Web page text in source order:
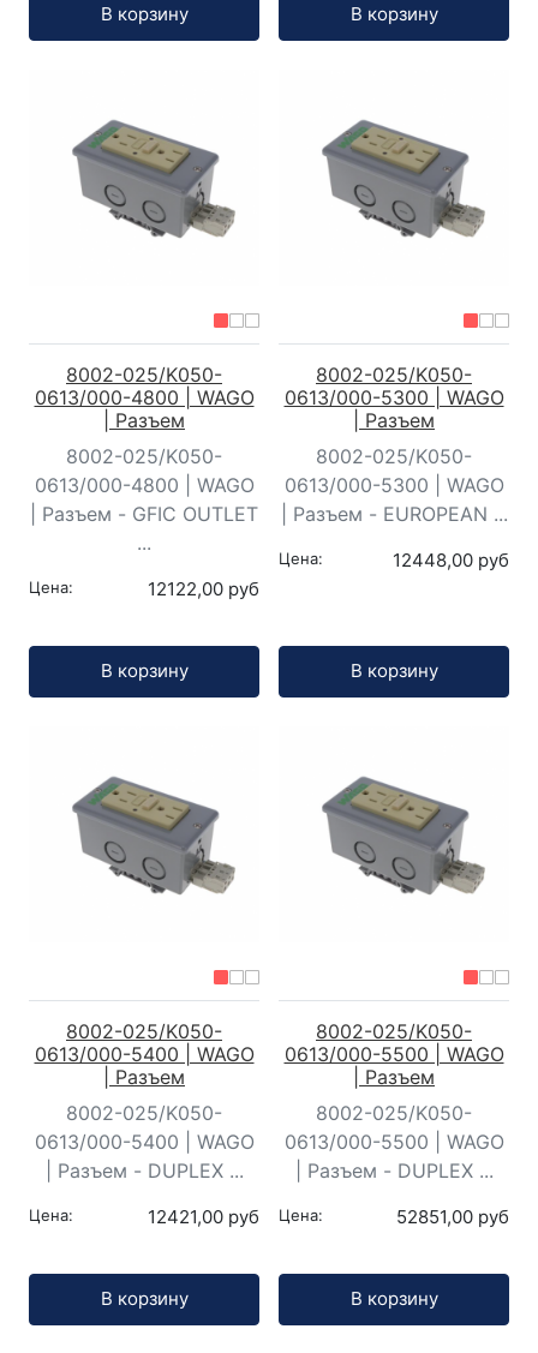
В корзину В корзину
8002-025/K050-
0613/000-4800 | WAGO
| Разъем
8002-025/K050-
0613/000-4800 | WAGO
| Разъем - GFIC OUTLET
...
Цена: 12122,00 руб
В корзину
8002-025/K050-
0613/000-5300 | WAGO
| Разъем
8002-025/K050-
0613/000-5300 | WAGO
| Разъем - EUROPEAN ...
Цена: 12448,00 руб
В корзину
8002-025/K050-
0613/000-5400 | WAGO
| Разъем
8002-025/K050-
0613/000-5400 | WAGO
| Разъем - DUPLEX ...
Цена: 12421,00 руб
В корзину
8002-025/K050-
0613/000-5500 | WAGO
| Разъем
8002-025/K050-
0613/000-5500 | WAGO
| Разъем - DUPLEX ...
Цена: 52851,00 руб
В корзину